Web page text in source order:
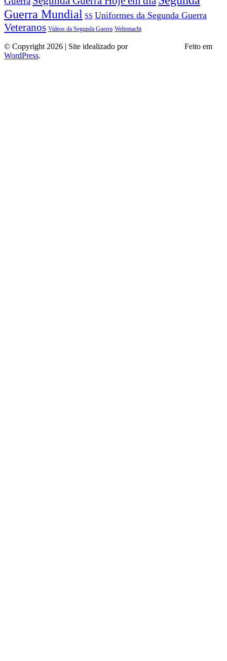
Guerra Mundial SS Uniformes da Segunda Guerra
Veteranos Videos da Segunda Guerra Wehrmacht
© Copyright 2026 | Site idealizado por
Feito em
WordPress.